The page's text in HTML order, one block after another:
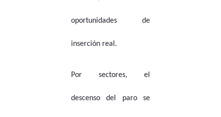
oportunidades de
inserción real.
Por sectores, el
descenso del paro se